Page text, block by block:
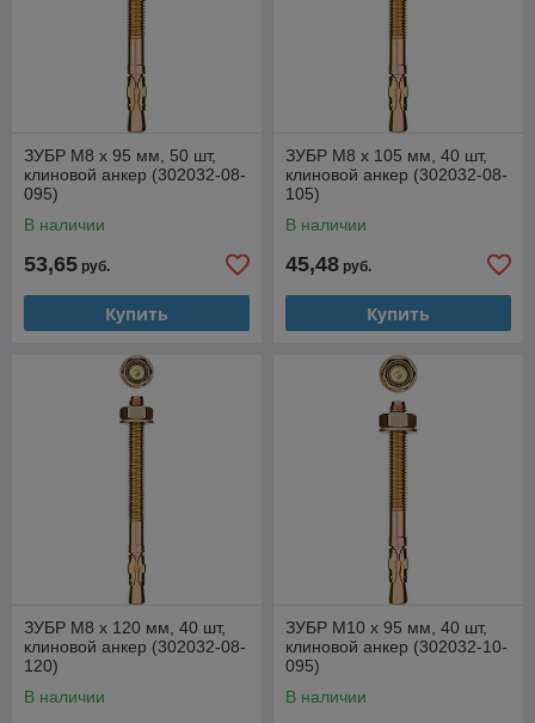
ЗУБР М8 х 95 мм, 50 шт,
клиновой анкер (302032-08-
095)
В наличии
53,65 руб.
Купить
ЗУБР М8 х 105 мм, 40 шт,
клиновой анкер (302032-08-
105)
В наличии
45,48 руб.
Купить
ЗУБР М8 х 120 мм, 40 шт,
клиновой анкер (302032-08-
120)
В наличии
ЗУБР М10 х 95 мм, 40 шт,
клиновой анкер (302032-10-
095)
В наличии